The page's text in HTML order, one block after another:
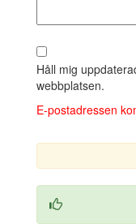
Håll mig
webbplatsen.
E‑postadressen